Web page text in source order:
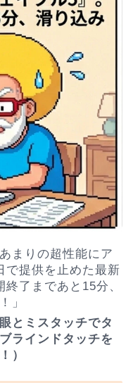
まりの超性能にア
で提供を止めた最新
了まであと15分、
」
とミスタッチでタ
ラインドタッチを
）